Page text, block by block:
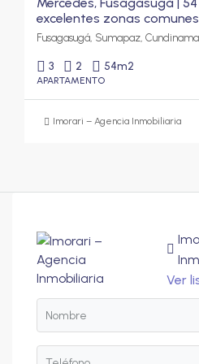
excelentes zonas comunes
3 2 54m2
APARTAMENTO
Imorari – Agencia Inmobiliaria
Ver